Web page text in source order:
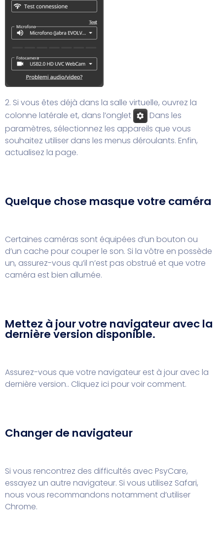
2. Si vous êtes déjà dans la salle virtuelle, ouvrez la
colonne latérale et, dans l’onglet
Dans les
paramètres, sélectionnez les appareils que vous
souhaitez utiliser dans les menus déroulants. Enfin,
actualisez la page.
Quelque chose masque votre caméra
Certaines caméras sont équipées d’un bouton ou
d’un cache pour couper le son. Si la vôtre en possède
un, assurez-vous qu’il n’est pas obstrué et que votre
caméra est bien allumée.
Mettez à jour votre navigateur avec la
dernière version disponible.
Assurez-vous que votre navigateur est à jour avec la
dernière version.. Cliquez ici pour voir comment.
Changer de navigateur
Si vous rencontrez des difficultés avec PsyCare,
essayez un autre navigateur. Si vous utilisez Safari,
nous vous recommandons notamment d’utiliser
Chrome.